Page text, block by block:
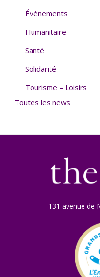
Événements
Humanitaire
Santé
Solidarité
Tourisme – Loisirs
Toutes les news
131 avenue de